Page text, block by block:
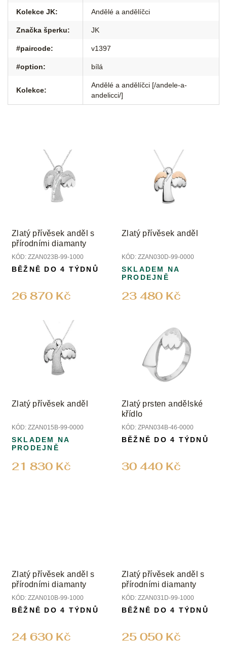
Kolekce JK: Andělé a andělíčci
Značka šperku: JK
#paircode: v1397
#option: bílá
Kolekce:
Andělé a andělíčci [/andele-a-
andelicci/]
Zlatý přívěsek anděl s
přírodními diamanty
KÓD: ZZAN023B-99-1000
26 870 Kč
BĚŽNĚ DO 4 TÝDNŮ
Zlatý přívěsek anděl
KÓD: ZZAN030D-99-0000
23 480 Kč
SKLADEM NA
PRODEJNĚ
Zlatý přívěsek anděl
KÓD: ZZAN015B-99-0000
21 830 Kč
SKLADEM NA
PRODEJNĚ
Zlatý prsten andělské
křídlo
KÓD: ZPAN034B-46-0000
30 440 Kč
BĚŽNĚ DO 4 TÝDNŮ
Zlatý přívěsek anděl s
přírodními diamanty
KÓD: ZZAN010B-99-1000
24 630 Kč
BĚŽNĚ DO 4 TÝDNŮ
Zlatý přívěsek anděl s
přírodními diamanty
KÓD: ZZAN031D-99-1000
25 050 Kč
BĚŽNĚ DO 4 TÝDNŮ